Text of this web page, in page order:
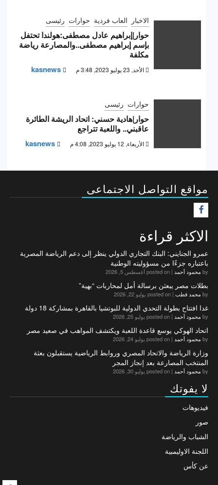
الاخبار العاب فردية حوارات رئيسى
حوار|إبراهيم عادل مصطفى:هولندا تحتفل
بإسم إبراهيم مصطفى..والمصارعة رياضة
مكلفة
الأحد, 23 يوليو 2023, 3:48 م kasnews
حوارات رئيسى
حوار|هادية حسني: اتحاد الريشة الطائرة
عاقبني.. واللعبة تتراجع
الأربعاء, 12 يوليو 2023, 4:08 م kasnews
مواقع التواصل الاجتماعى
الاكثر قراءة
عمرو الجنايني: البنك التجاري الدولي ينظر إلى دعم الرياضة المصرية
باعتباره جزءًا من مسؤوليته الوطنية
by محمود أحمد | posted on أغسطس 5, 2026
بطلات مصر يبعثن برسالة أمل لمحاربات “بهية”
by محمد قطب | posted on يوليو 22, 2026
غدا افتتاح بطولة التحدي الدولية للبوتشيا بالقاهرة بمشاركة 18 دولة
by محمود أحمد | posted on يوليو 25, 2026
اتحاد الهوكي يوسع قاعدة اللعبة ويكتشف المواهب في صعيد مصر
by محمود أحمد | posted on يوليو 24, 2026
وزارة الرياضة والاتحاد المصري وروابط الرياضية يستقبلون بعثة
المنتخب المصارعة بعد إنجاز المجر
by محمود أحمد | posted on يوليو 30, 2026
لا يفوتك
فيديوهات
صور
الشباب والرياضة
اللجنة الاوليمبية
عن كأس